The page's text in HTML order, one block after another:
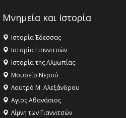
Μνημεία και Ιστορία
Ιστορία Έδεσσας
Ιστορία Γιαννιτσών
Ιστορία της Αλμωπίας
Μουσείο Νερού
Λουτρό Μ. Αλεξάνδρου
Αγιος Αθανάσιος
Λίμνη των Γιαννιτσών